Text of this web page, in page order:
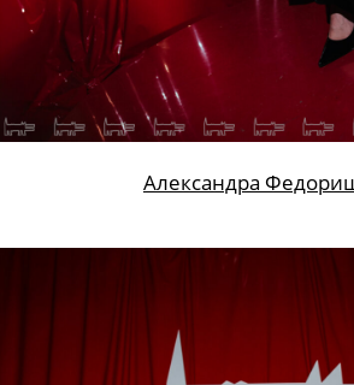
Анна Кукушкина